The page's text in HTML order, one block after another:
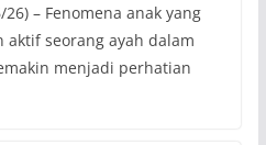
– Fenomena anak yang
seorang ayah dalam
menjadi perhatian